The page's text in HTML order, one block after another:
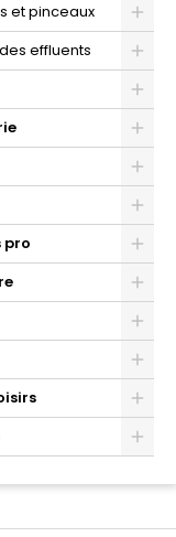
et pinceaux
effluents
pro